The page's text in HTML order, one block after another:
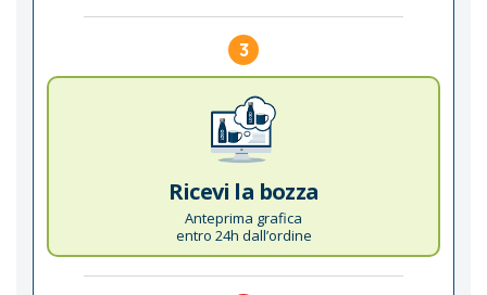
3
Ricevi la bozza
Anteprima grafica
entro 24h dall’ordine